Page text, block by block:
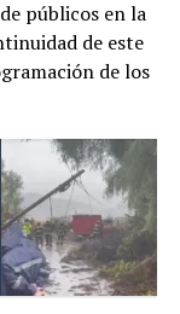
públicos en la
de este
de los